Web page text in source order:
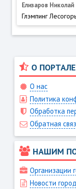
Елизаров Николай
Глэмпинг
О ПОРТАЛЕ
О нас
Политика
Обработка
Обратная
НАШИМ
Организации
Новости